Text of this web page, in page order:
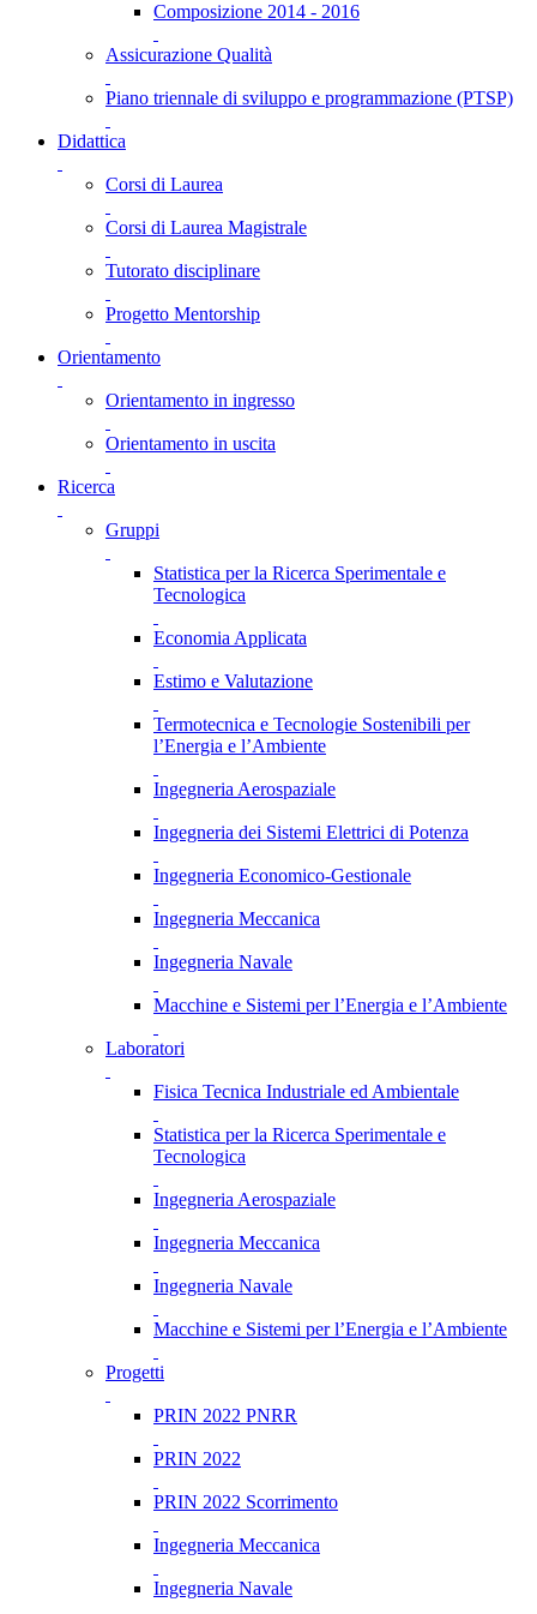
Composizione 2014 - 2016
Assicurazione Qualità
Piano triennale di sviluppo e programmazione (PTSP)
Didattica
Corsi di Laurea
Corsi di Laurea Magistrale
Tutorato disciplinare
Progetto Mentorship
Orientamento
Orientamento in ingresso
Orientamento in uscita
Ricerca
Gruppi
Statistica per la Ricerca Sperimentale e
Tecnologica
Economia Applicata
Estimo e Valutazione
Termotecnica e Tecnologie Sostenibili per
l’Energia e l’Ambiente
Ingegneria Aerospaziale
Ingegneria dei Sistemi Elettrici di Potenza
Ingegneria Economico-Gestionale
Ingegneria Meccanica
Ingegneria Navale
Macchine e Sistemi per l’Energia e l’Ambiente
Laboratori
Fisica Tecnica Industriale ed Ambientale
Statistica per la Ricerca Sperimentale e
Tecnologica
Ingegneria Aerospaziale
Ingegneria Meccanica
Ingegneria Navale
Macchine e Sistemi per l’Energia e l’Ambiente
Progetti
PRIN 2022 PNRR
PRIN 2022
PRIN 2022 Scorrimento
Ingegneria Meccanica
Ingegneria Navale